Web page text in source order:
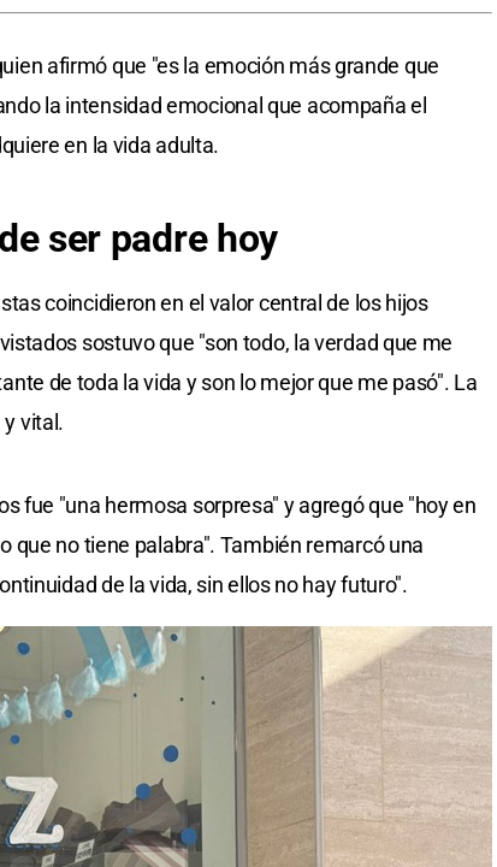
afirmó que "es la emoción más grande que
la intensidad emocional que acompaña el
en la vida adulta.
de ser padre hoy
coincidieron en el valor central de los hijos
sostuvo que "son todo, la verdad que me
de toda la vida y son lo mejor que me pasó". La
vital.
fue "una hermosa sorpresa" y agregó que "hoy en
que no tiene palabra". También remarcó una
de la vida, sin ellos no hay futuro".